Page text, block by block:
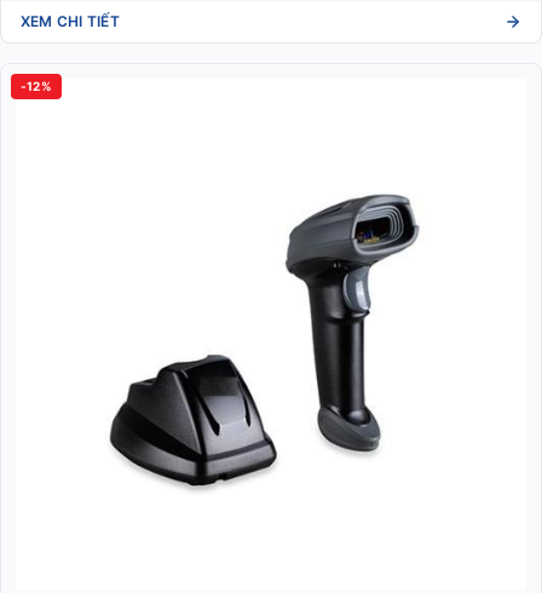
XEM CHI TIẾT
-12%